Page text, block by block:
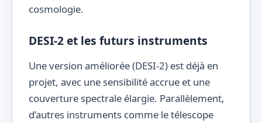
cosmologie.
DESI-2 et les futurs instruments
Une version améliorée (DESI-2) est déjà en
projet, avec une sensibilité accrue et une
couverture spectrale élargie. Parallèlement,
d’autres instruments comme le télescope